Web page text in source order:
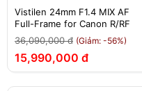
Vistilen 24mm F1.4 MIX AF
Full-Frame for Canon R/RF
36,090,000 đ (Giảm: -56%)
15,990,000 đ